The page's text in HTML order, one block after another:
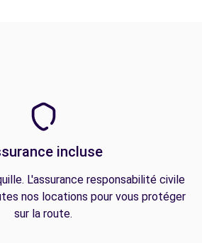
incluse
L'assurance responsabilité civile
nos locations pour vous protéger
sur la route.